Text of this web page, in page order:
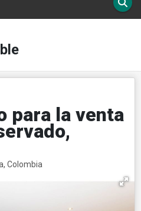
para la venta
Colombia